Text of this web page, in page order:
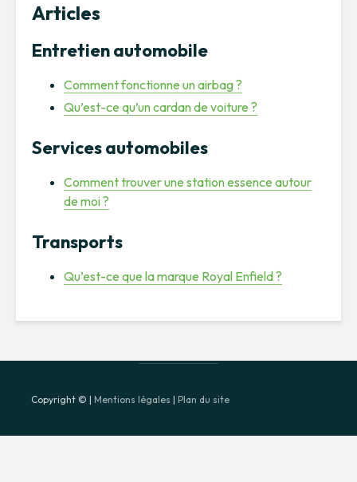
Articles
Entretien automobile
Comment fonctionne un airbag ?
Qu’est-ce qu’un cardan de voiture ?
Services automobiles
Comment trouver une station essence autour
de moi ?
Transports
Qu’est-ce que la marque Royal Enfield ?
Copyright © | Mentions légales | Plan du site